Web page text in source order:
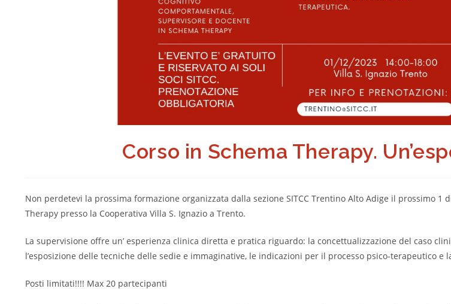
Corso in Schema Therapy.
Non perdetevi la prossima formazione organizzata dalla sezione SITCC Trentino Alto Adige il prossimo
Therapy presso la Cooperativa Villa S. Ignazio a Trento.
La supervisione offre un’ esperienza clinica diretta e pratica riguardo: la concettualizzazione del caso
l’esposizione delle tecniche delle sedie e immaginative, le indicazioni per il processo psico-terapeutico e
Posti limitati!!!! Max 20 partecipanti